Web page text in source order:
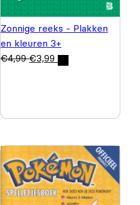
Zonnige reeks - Plakken
en kleuren 3+
€4,99 €3,99